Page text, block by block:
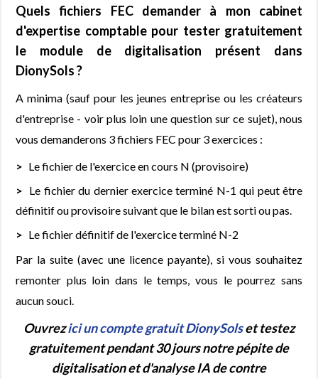
Quels fichiers FEC demander à mon cabinet
d'expertise comptable pour tester gratuitement
le module de digitalisation présent dans
DionySols ?
A minima (sauf pour les jeunes entreprise ou les créateurs
d'entreprise - voir plus loin une question sur ce sujet), nous
vous demanderons 3 fichiers FEC pour 3 exercices :
Le fichier de l'exercice en cours N (provisoire)
Le fichier du dernier exercice terminé N-1 qui peut être
définitif ou provisoire suivant que le bilan est sorti ou pas.
Le fichier définitif de l'exercice terminé N-2
Par la suite (avec une licence payante), si vous souhaitez
remonter plus loin dans le temps, vous le pourrez sans
aucun souci.
Ouvrezici un compte gratuit DionySolset testez
gratuitement pendant 30 jours notre pépite de
digitalisation et d'analyse IA de contre